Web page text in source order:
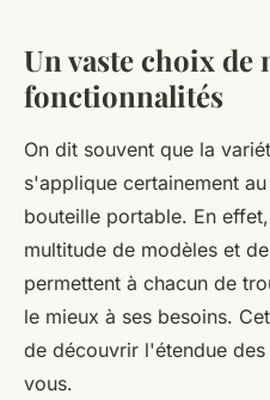
Un vaste choix de
fonctionnalités
On dit souvent que la
s'applique certainement
bouteille portable. En
multitude de modèles et
permettent à chacun de
le mieux à ses besoins.
de découvrir l'étendue
vous.